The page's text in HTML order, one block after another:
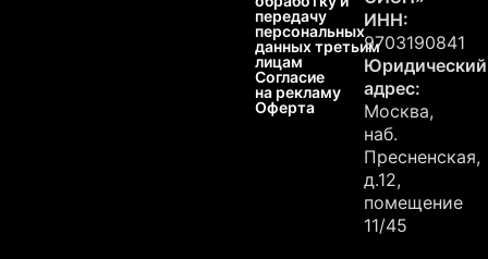
передачу
персональных
данных третьим
лицам
Согласие
на рекламу
Оферта
ИНН:
9703190841
Юридический
адрес:
Москва,
наб.
Пресненская,
д.12,
помещение
11/45